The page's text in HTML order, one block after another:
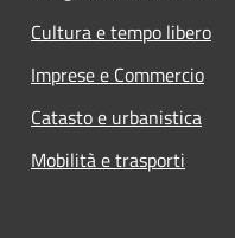
Cultura e tempo libero
Imprese e Commercio
Catasto e urbanistica
Mobilità e trasporti